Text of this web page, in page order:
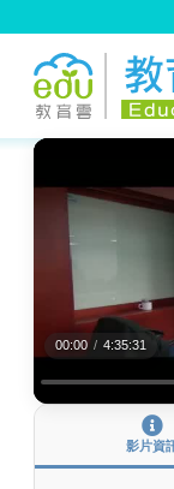
:::
00:00 / 4:35:31
影片資